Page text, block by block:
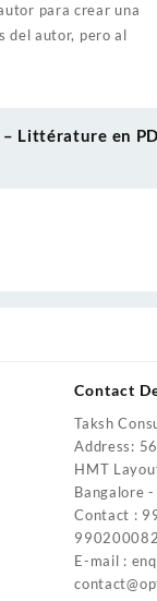
para crear una
del autor, pero al
Littérature en
Contact
Taksh
Address:
HMT
Bangalore
Contact :
E-mail :